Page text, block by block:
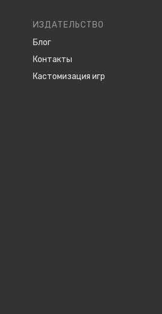
ИЗДАТЕЛЬСТВО
Блог
Контакты
Кастомизация игр